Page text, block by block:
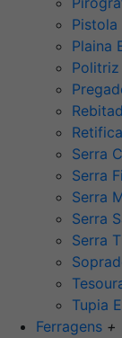
Pistola
Plaina
Politriz
Serra
Serra
Serra
Serra
Serra
Tupia
Ferragens +